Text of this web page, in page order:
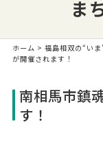
ま
ホーム > 福島相双の“いま
が開催されます！
南相馬市鎮
す！